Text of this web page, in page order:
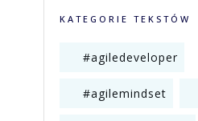
KATEGORIE TEKSTÓW
#agiledeveloper
#agilemindset